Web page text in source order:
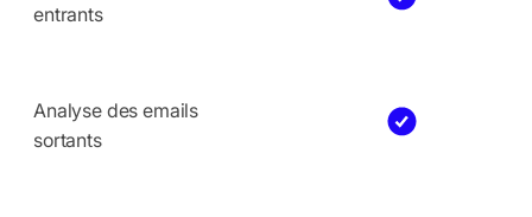
entrants
Analyse des emails
sortants